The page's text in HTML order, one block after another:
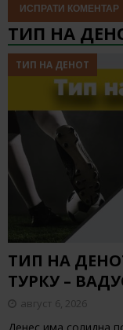
ТИП НА
ТИП НА ДЕНОТ
ТИП НА ДЕНОТ
ТУРКУ –
август 6, 2026
Денес има солидна